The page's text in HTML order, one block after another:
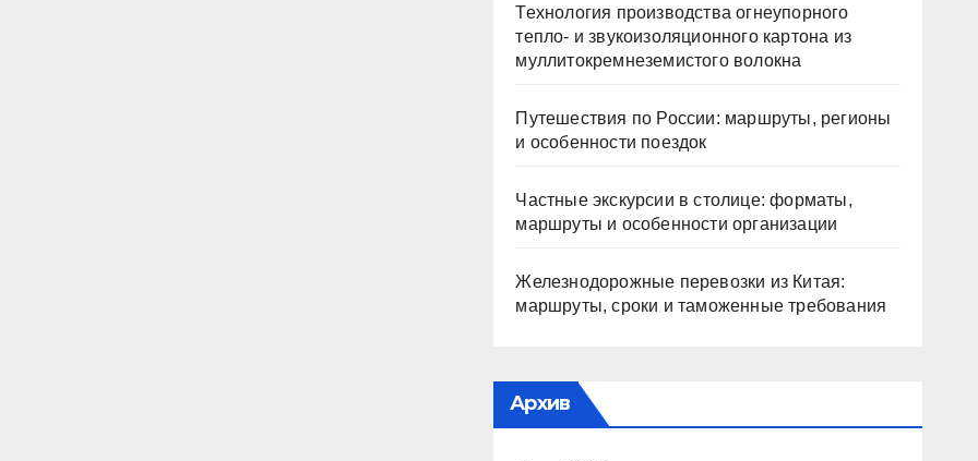
Технология производства огнеупорного
тепло- и звукоизоляционного картона из
муллитокремнеземистого волокна
Путешествия по России: маршруты, регионы
и особенности поездок
Частные экскурсии в столице: форматы,
маршруты и особенности организации
Железнодорожные перевозки из Китая:
маршруты, сроки и таможенные требования
Архив